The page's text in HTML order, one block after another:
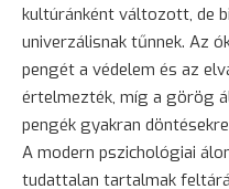
kultúránként változott, de
univerzálisnak tűnnek. Az
pengét a védelem és az
értelmezték, míg a görög
pengék gyakran
A modern pszichológiai
tudattalan tartalmak